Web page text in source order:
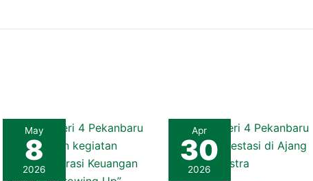
May
8
2026
Apr
30
2026